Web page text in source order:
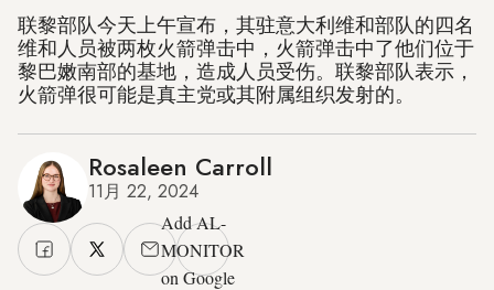
联黎部队今天上午宣布，其驻意大利维和部队的四名
维和人员被两枚火箭弹击中，火箭弹击中了他们位于
黎巴嫩南部的基地，造成人员受伤。联黎部队表示，
火箭弹很可能是真主党或其附属组织发射的。
Rosaleen Carroll
11月 22, 2024
Add AL-
MONITOR
on Google